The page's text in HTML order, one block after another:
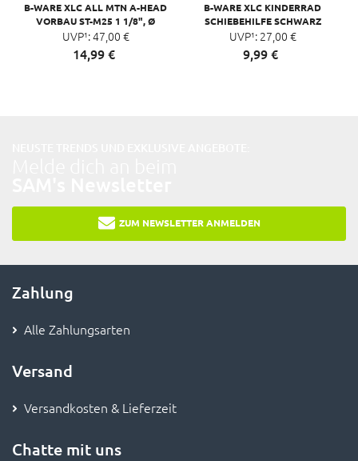
B-WARE XLC ALL MTN A-HEAD
VORBAU ST-M25 1 1/8", Ø
31,8MM, 65MM, 0°
SCHWARZ/GLANZ
UVP¹:47,00 €
14,99 €
B-WARE XLC KINDERRAD
SCHIEBEHILFE SCHWARZ
UVP¹: 27,00 €
9,99€
ZUM NEWSLETTER ANMELDEN
Zahlung
Alle Zahlungsarten
Versand
Versandkosten & Lieferzeit
Chatte mit uns